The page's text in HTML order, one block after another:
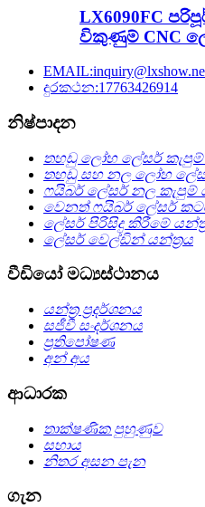
LX6090FC
විකුණුම් CNC
දුරකථන:17763426914
නිෂ්පාදන
තහඩු ලෝහ ලේසර් කැපුම්
තහඩු සහ නල ලෝහ
ෆයිබර් ලේසර් නල කැපුම්
වෙනත් ෆයිබර් ලේසර්
ලේසර් පිරිසිදු කිරීමේ
ලේසර් වෙල්ඩින් යන්ත්‍රය
වීඩියෝ මධ්‍යස්ථානය
යන්ත්‍ර ප්‍රදර්ශනය
සජීවී සංදර්ශනය
ප්‍රතිපෝෂණ
අන් අය
ආධාරක
තාක්ෂණික පුහුණුව
සහාය
නිතර අසන පැන
ගැන